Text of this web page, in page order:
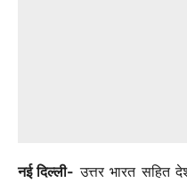
नई दिल्ली- उत्तर भारत सहित